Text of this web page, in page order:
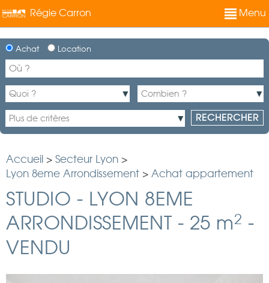
Régie Carron Menu
Achat Location
Accueil > Secteur Lyon >
Lyon 8eme Arrondissement > Achat appartement
STUDIO - LYON 8EME
ARRONDISSEMENT - 25 m2 -
VENDU